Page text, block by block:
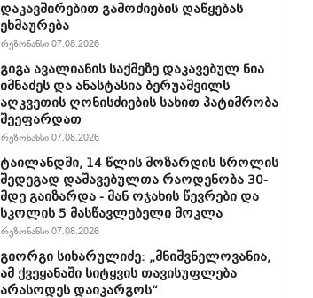
დაკავშირებით გამოძიების დაწყებას
ეხმაურება
რეზონანსი 07.08.2026
გიგა ავალიანის საქმეზე დაკავებულ ნია
იმნაძეს და ანასტასია ბერუაშვილს
აღკვეთის ღონისძიების სახით პატიმრობა
შეეფარდათ
რეზონანსი 07.08.2026
ტაილანდში, 14 წლის მოზარდის სროლის
შედეგად დაშავებულთა რაოდენობა 30-
მდე გაიზარდა - მან ოჯახის წევრები და
სკოლის 5 მასწავლებელი მოკლა
რეზონანსი 07.08.2026
გიორგი სიხარულიძე: „მნიშვნელოვანია,
ამ ქვეყანაში სიტყვის თავისუფლება
არასოდეს დაიკარგოს“